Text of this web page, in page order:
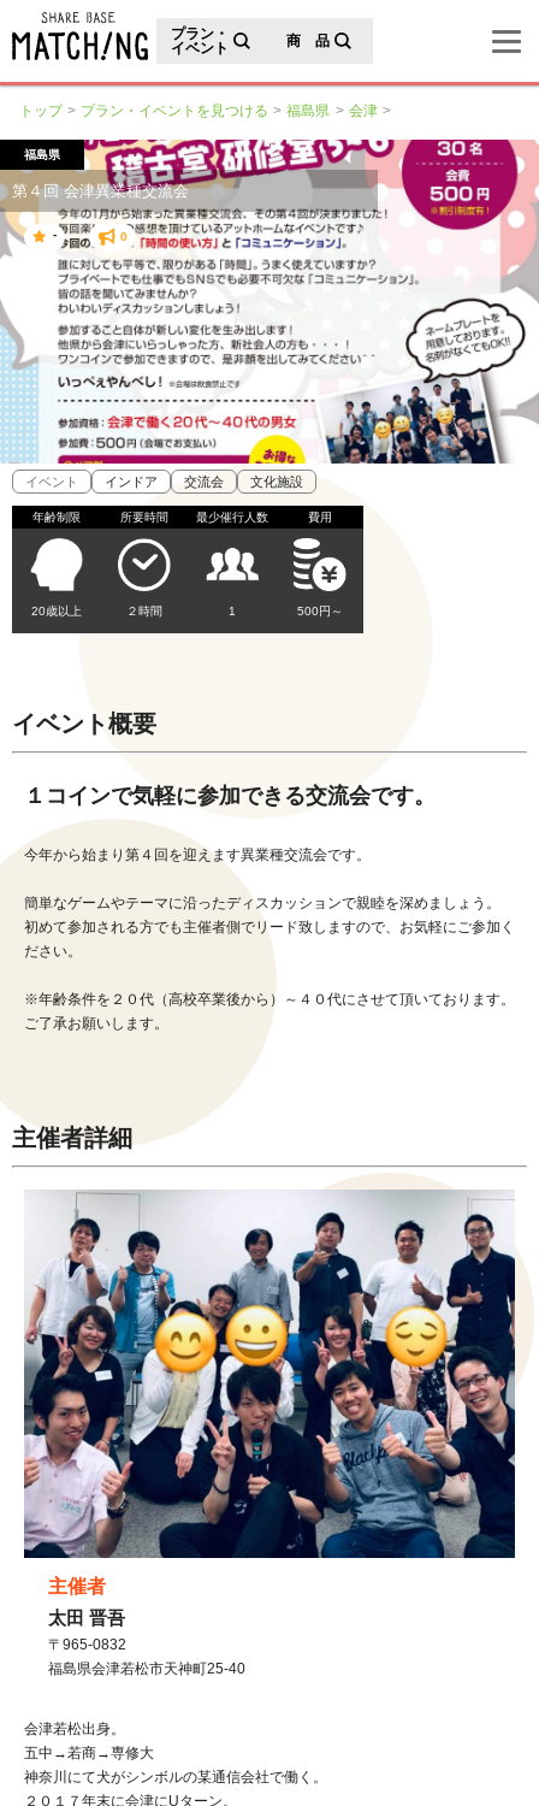
プラン・
イベント
商 品
トップ プラン・イベントを見つける 福島県 会津
福島県
第４回 会津異業種交流会
- 0
イベント インドア 交流会 文化施設
年齢制限
20歳以上
所要時間
２時間
最少催行人数
1
費用
500円～
イベント概要
１コインで気軽に参加できる交流会です。
今年から始まり第４回を迎えます異業種交流会です。
簡単なゲームやテーマに沿ったディスカッションで親睦を深めましょう。
初めて参加される方でも主催者側でリード致しますので、お気軽にご参加く
ださい。
※年齢条件を２０代（高校卒業後から）～４０代にさせて頂いております。
ご了承お願いします。
主催者詳細
主催者
太田 晋吾
〒965-0832
福島県会津若松市天神町25-40
会津若松出身。
五中→若商→専修大
神奈川にて犬がシンボルの某通信会社で働く。
２０１７年末に会津にUターン。